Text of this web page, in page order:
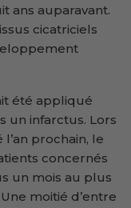
ans auparavant.
cicatriciels
été appliqué
un infarctus. Lors
prochain, le
concernés
un mois au plus
moitié d’entre